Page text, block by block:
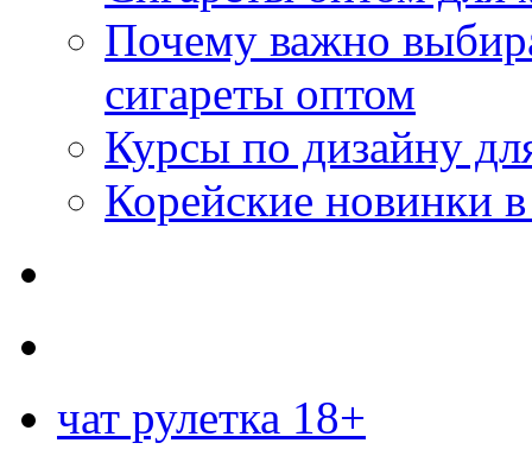
Почему важно
сигареты оптом
Курсы по дизайну
Корейские новинки
чат рулетка 18+